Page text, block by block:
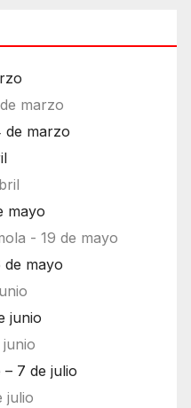
marzo
de marzo
mayo
- 19 de mayo
mayo
junio
7 de julio
julio